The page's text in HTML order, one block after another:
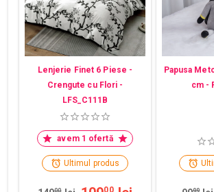
Lenjerie Finet 6 Piese -
Crengute cu Flori -
LFS_C111B
avem 1 ofertă
Ultimul produs
00 00
Papusa
cm -
99